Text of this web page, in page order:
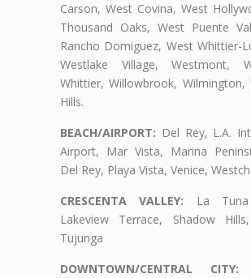
Carson, West Covina, West
Thousand Oaks, West Puente
Rancho Domiguez, West Whittier-
Westlake Village, Westmont,
Whittier, Willowbrook, Wilmington,
Hills.
BEACH/AIRPORT: Del Rey, L.A.
Airport, Mar Vista, Marina
Del Rey, Playa Vista, Venice,
CRESCENTA VALLEY: La Tuna
Lakeview Terrace, Shadow
Tujunga
DOWNTOWN/CENTRAL CITY: